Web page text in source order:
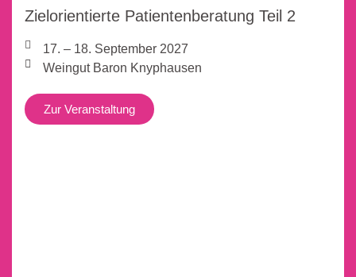
Zielorientierte Patientenberatung Teil 2
17. – 18. September 2027
Weingut Baron Knyphausen
Zur Veranstaltung